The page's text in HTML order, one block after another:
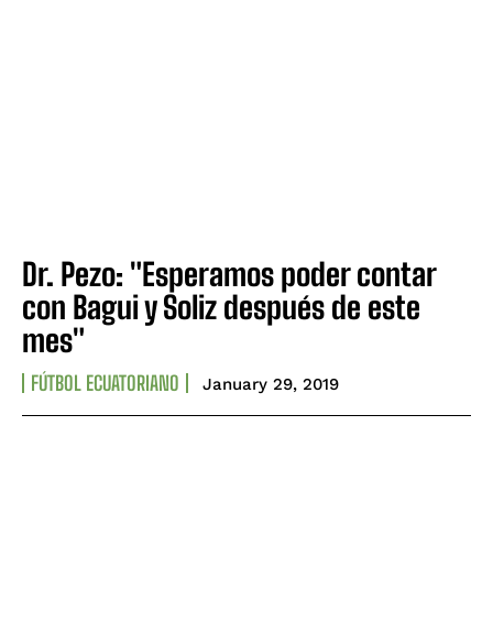
Dr. Pezo: "Esperamos poder contar
con Bagui y Soliz después de este
mes"
FÚTBOL ECUATORIANO January 29, 2019